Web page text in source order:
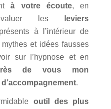
à votre écoute, en
les
leviers
à l’intérieur de
et idées fausses
sur l’hypnose et en
de vous mon
.
outil des plus